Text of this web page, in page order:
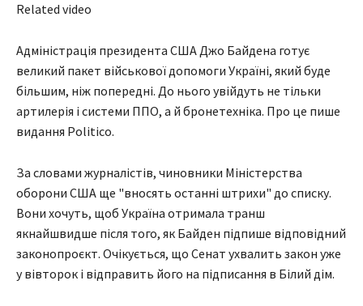
Related video
Адміністрація президента США Джо Байдена готує
великий пакет військової допомоги Україні, який буде
більшим, ніж попередні. До нього увійдуть не тільки
артилерія і системи ППО, а й бронетехніка. Про це пише
видання Politico.
За словами журналістів, чиновники Міністерства
оборони США ще "вносять останні штрихи" до списку.
Вони хочуть, щоб Україна отримала транш
якнайшвидше після того, як Байден підпише відповідний
законопроєкт. Очікується, що Сенат ухвалить закон уже
у вівторок і відправить його на підписання в Білий дім.